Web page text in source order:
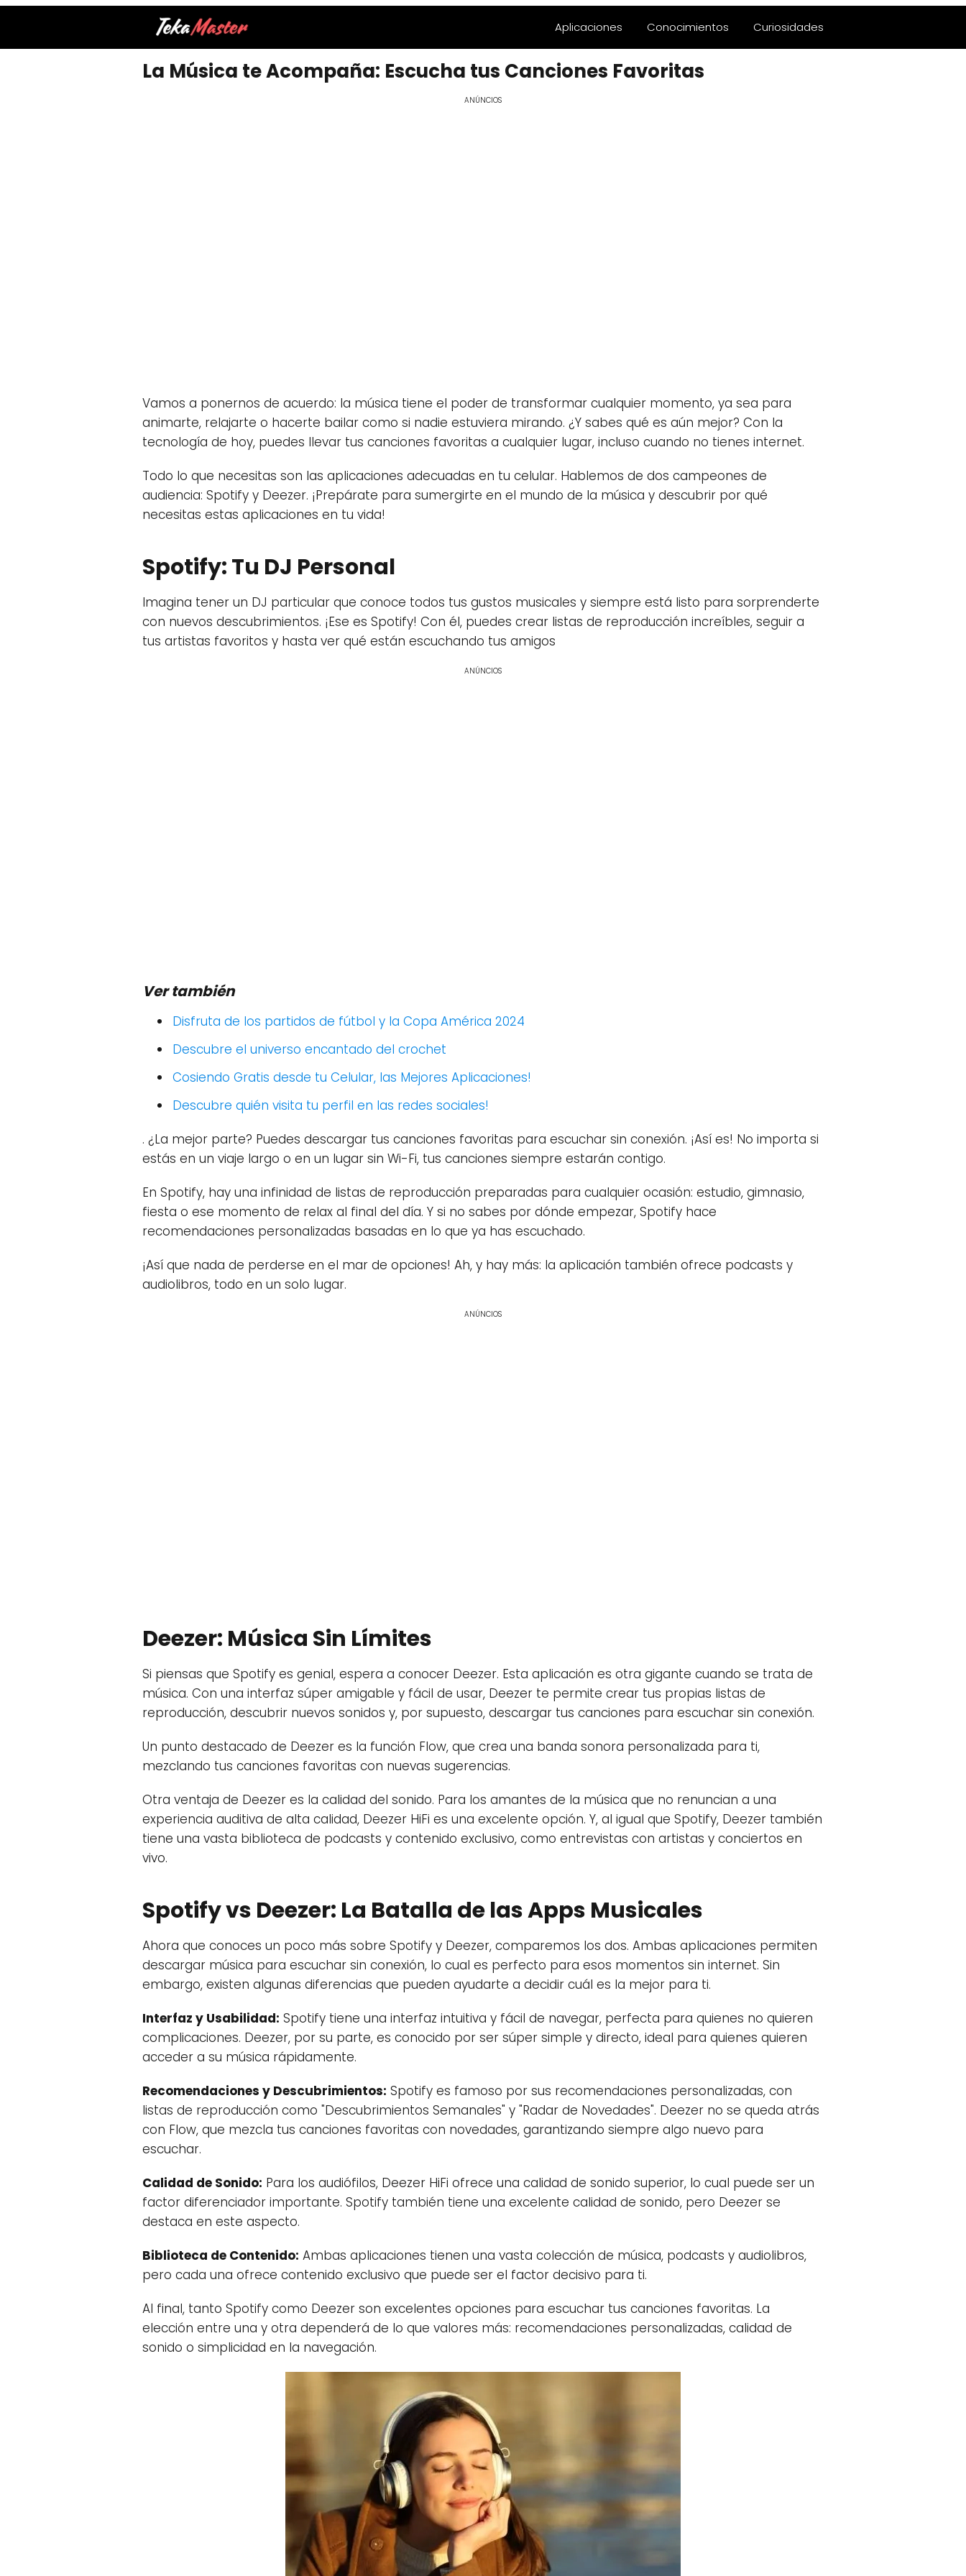
Aplicaciones Conocimientos Curiosidades
La Música te Acompaña: Escucha tus Canciones Favoritas
ANÚNCIOS
Vamos a ponernos de acuerdo: la música tiene el poder de transformar cualquier momento, ya sea para
animarte, relajarte o hacerte bailar como si nadie estuviera mirando. ¿Y sabes qué es aún mejor? Con la
tecnología de hoy, puedes llevar tus canciones favoritas a cualquier lugar, incluso cuando no tienes internet.
Todo lo que necesitas son las aplicaciones adecuadas en tu celular. Hablemos de dos campeones de
audiencia: Spotify y Deezer. ¡Prepárate para sumergirte en el mundo de la música y descubrir por qué
necesitas estas aplicaciones en tu vida!
Spotify: Tu DJ Personal
Imagina tener un DJ particular que conoce todos tus gustos musicales y siempre está listo para sorprenderte
con nuevos descubrimientos. ¡Ese es Spotify! Con él, puedes crear listas de reproducción increíbles, seguir a
tus artistas favoritos y hasta ver qué están escuchando tus amigos
ANÚNCIOS
Ver también
Disfruta de los partidos de fútbol y la Copa América 2024
Descubre el universo encantado del crochet
Cosiendo Gratis desde tu Celular, las Mejores Aplicaciones!
Descubre quién visita tu perfil en las redes sociales!
. ¿La mejor parte? Puedes descargar tus canciones favoritas para escuchar sin conexión. ¡Así es! No importa si
estás en un viaje largo o en un lugar sin Wi-Fi, tus canciones siempre estarán contigo.
En Spotify, hay una infinidad de listas de reproducción preparadas para cualquier ocasión: estudio, gimnasio,
fiesta o ese momento de relax al final del día. Y si no sabes por dónde empezar, Spotify hace
recomendaciones personalizadas basadas en lo que ya has escuchado.
¡Así que nada de perderse en el mar de opciones! Ah, y hay más: la aplicación también ofrece podcasts y
audiolibros, todo en un solo lugar.
ANÚNCIOS
Deezer: Música Sin Límites
Si piensas que Spotify es genial, espera a conocer Deezer. Esta aplicación es otra gigante cuando se trata de
música. Con una interfaz súper amigable y fácil de usar, Deezer te permite crear tus propias listas de
reproducción, descubrir nuevos sonidos y, por supuesto, descargar tus canciones para escuchar sin conexión.
Un punto destacado de Deezer es la función Flow, que crea una banda sonora personalizada para ti,
mezclando tus canciones favoritas con nuevas sugerencias.
Otra ventaja de Deezer es la calidad del sonido. Para los amantes de la música que no renuncian a una
experiencia auditiva de alta calidad, Deezer HiFi es una excelente opción. Y, al igual que Spotify, Deezer también
tiene una vasta biblioteca de podcasts y contenido exclusivo, como entrevistas con artistas y conciertos en
vivo.
Spotify vs Deezer: La Batalla de las Apps Musicales
Ahora que conoces un poco más sobre Spotify y Deezer, comparemos los dos. Ambas aplicaciones permiten
descargar música para escuchar sin conexión, lo cual es perfecto para esos momentos sin internet. Sin
embargo, existen algunas diferencias que pueden ayudarte a decidir cuál es la mejor para ti.
Interfaz y Usabilidad: Spotify tiene una interfaz intuitiva y fácil de navegar, perfecta para quienes no quieren
complicaciones. Deezer, por su parte, es conocido por ser súper simple y directo, ideal para quienes quieren
acceder a su música rápidamente.
Recomendaciones y Descubrimientos: Spotify es famoso por sus recomendaciones personalizadas, con
listas de reproducción como "Descubrimientos Semanales" y "Radar de Novedades". Deezer no se queda atrás
con Flow, que mezcla tus canciones favoritas con novedades, garantizando siempre algo nuevo para
escuchar.
Calidad de Sonido: Para los audiófilos, Deezer HiFi ofrece una calidad de sonido superior, lo cual puede ser un
factor diferenciador importante. Spotify también tiene una excelente calidad de sonido, pero Deezer se
destaca en este aspecto.
Biblioteca de Contenido: Ambas aplicaciones tienen una vasta colección de música, podcasts y audiolibros,
pero cada una ofrece contenido exclusivo que puede ser el factor decisivo para ti.
Al final, tanto Spotify como Deezer son excelentes opciones para escuchar tus canciones favoritas. La
elección entre una y otra dependerá de lo que valores más: recomendaciones personalizadas, calidad de
sonido o simplicidad en la navegación.